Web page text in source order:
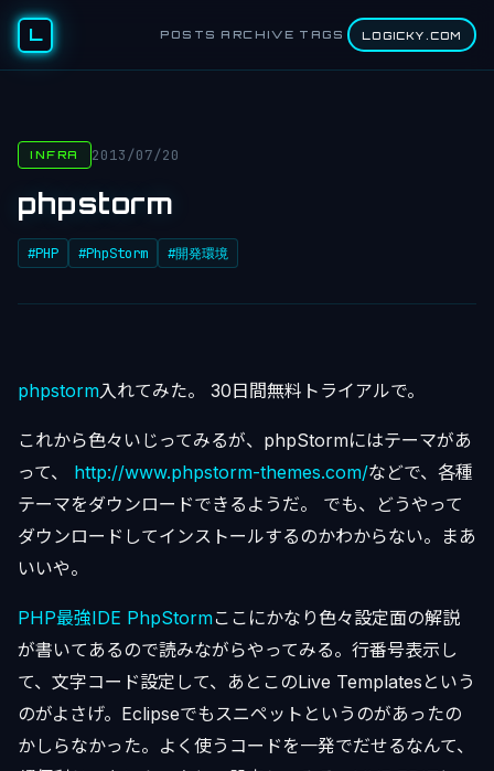
L POSTS ARCHIVE TAGS LOGICKY.COM
INFRA 2013/07/20
phpstorm
#PHP #PhpStorm #開発環境
phpstorm入れてみた。 30日間無料トライアルで。
これから色々いじってみるが、phpStormにはテーマがあ
って、 http://www.phpstorm-themes.com/などで、各種
テーマをダウンロードできるようだ。 でも、どうやって
ダウンロードしてインストールするのかわからない。まあ
いいや。
PHP最強IDE PhpStormここにかなり色々設定面の解説
が書いてあるので読みながらやってみる。行番号表示し
て、文字コード設定して、あとこのLive Templatesという
のがよさげ。Eclipseでもスニペットというのがあったの
かしらなかった。よく使うコードを一発でだせるなんて、